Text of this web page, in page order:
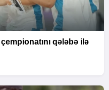
qələbə ilə